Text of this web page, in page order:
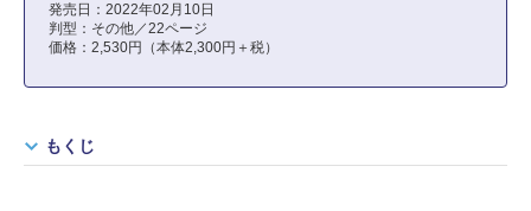
発売日：2022年02月10日
判型：その他／22ページ
価格：2,530円（本体2,300円＋税）
もくじ